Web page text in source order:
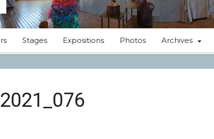
Stages Expositions Photos Archives